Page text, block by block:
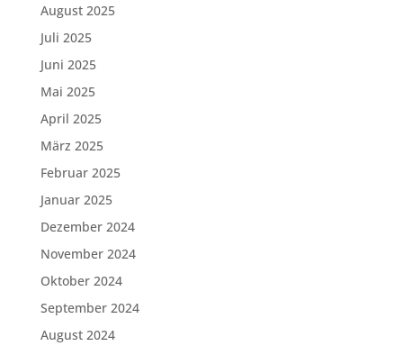
August 2025
Juli 2025
Juni 2025
Mai 2025
April 2025
März 2025
Februar 2025
Januar 2025
Dezember 2024
November 2024
Oktober 2024
September 2024
August 2024